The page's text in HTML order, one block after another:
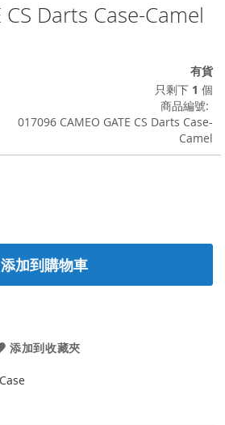
CS Darts Case-Camel
有貨
只剩下 1 個
商品編號
017096 CAMEO GATE CS Darts Case-
Camel
添加到購物車
添加到收藏夾